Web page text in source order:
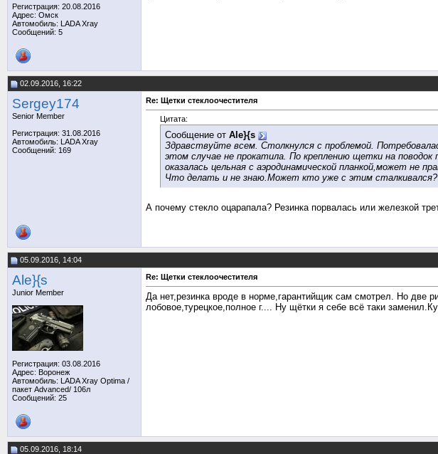
Регистрация: 20.08.2016
Адрес: Омск
Автомобиль: LADA Xray
Сообщений: 5
02.09.2016, 16:22
Sergey174
Senior Member
Регистрация: 31.08.2016
Автомобиль: LADA Xray
Сообщений: 169
Re: Щетки стеклоочестителя
Цитата:
Сообщение от Ale}{s
Здравствуйте всем. Столкнулся с проблемой.
этом случае не прокатила. По креплению щетки на поводок
оказалась цельная с аэродинамической планкой,может не
Что делать и не знаю.Может кто уже с этим
А почему стекло оцарапала? Резинка порвалась или железкой
05.09.2016, 14:04
Ale}{s
Junior Member
Регистрация: 03.08.2016
Адрес: Воронеж
Автомобиль: LADA Xray Optima /
пакет Аdvanced/ 106л
Сообщений: 25
Re: Щетки стеклоочестителя
Да нет,резинка вроде в норме,гарантийщик сам смотрел. Но две
лобовое,турецкое,полное г.... Ну щётки я себе всё таки
05.09.2016, 18:14